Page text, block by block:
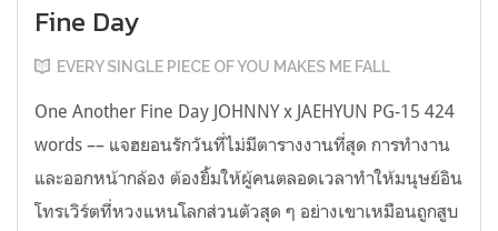
Fine Day
EVERY SINGLE PIECE OF YOU MAKES ME FALL
One Another Fine Day JOHNNY x JAEHYUN PG-15 424
words –– แจฮยอนรักวันที่ไม่มีตารางงานที่สุด การทำงาน
และออกหน้ากล้อง ต้องยิ้มให้ผู้คนตลอดเวลาทำให้มนุษย์อิน
โทรเวิร์ตที่หวงแหนโลกส่วนตัวสุด ๆ อย่างเขาเหมือนถูกสูบ